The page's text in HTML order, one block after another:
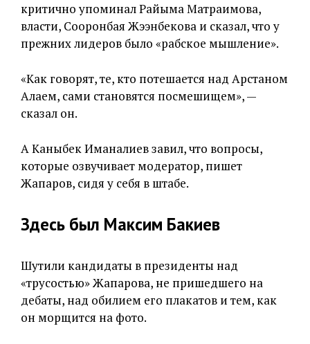
критично упоминал Райыма Матраимова,
власти, Сооронбая Жээнбекова и сказал, что у
прежних лидеров было «рабское мышление».
«Как говорят, те, кто потешается над Арстаном
Алаем, сами становятся посмешищем», —
сказал он.
А Каныбек Иманалиев завил, что вопросы,
которые озвучивает модератор, пишет
Жапаров, сидя у себя в штабе.
Здесь был Максим Бакиев
Шутили кандидаты в президенты над
«трусостью» Жапарова, не пришедшего на
дебаты, над обилием его плакатов и тем, как
он морщится на фото.